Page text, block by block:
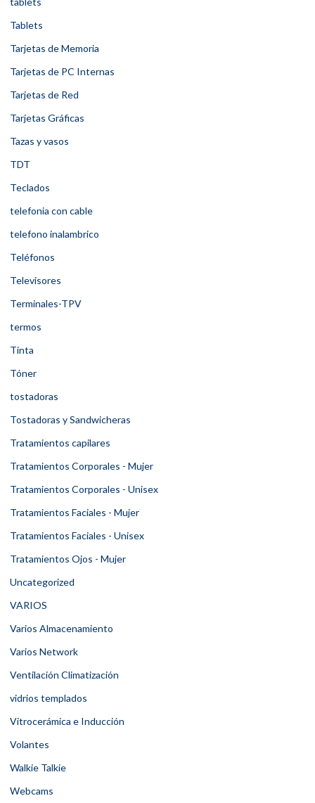
Tablets
Tarjetas de Memoria
Tarjetas de PC Internas
Tarjetas de Red
Tarjetas Gráficas
Tazas y vasos
TDT
Teclados
telefonia con cable
telefono inalambrico
Teléfonos
Televisores
Terminales-TPV
termos
Tinta
Tóner
tostadoras
Tostadoras y Sandwicheras
Tratamientos capilares
Tratamientos Corporales - Mujer
Tratamientos Corporales - Unisex
Tratamientos Faciales - Mujer
Tratamientos Faciales - Unisex
Tratamientos Ojos - Mujer
Uncategorized
VARIOS
Varios Almacenamiento
Varios Network
Ventilación Climatización
vidrios templados
Vitrocerámica e Inducción
Volantes
Walkie Talkie
Webcams